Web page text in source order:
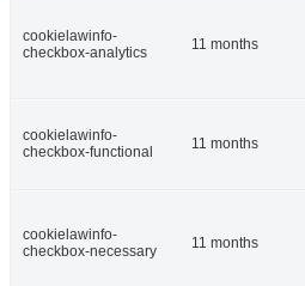
cookielawinfo-
checkbox-analytics
11 months
cookielawinfo-
checkbox-functional
11 months
cookielawinfo-
checkbox-necessary
11 months